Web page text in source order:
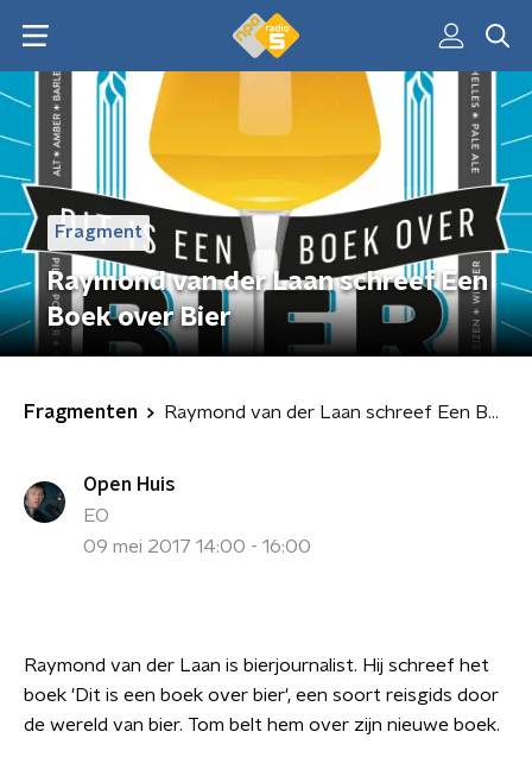
Fragment
Raymond van der Laan schreef Een
Boek over Bier
Fragmenten Raymond van der Laan schreef Een Boek over Bier
Open Huis
EO
09 mei 2017 14:00 - 16:00
Raymond van der Laan is bierjournalist. Hij schreef het
boek 'Dit is een boek over bier', een soort reisgids door
de wereld van bier. Tom belt hem over zijn nieuwe boek.